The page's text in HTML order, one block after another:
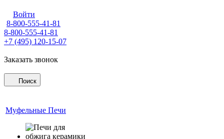
Войти
8-800-555-41-81
8-800-555-41-81
+7 (495) 120-15-07
Заказать звонок
Поиск
Муфельные Печи